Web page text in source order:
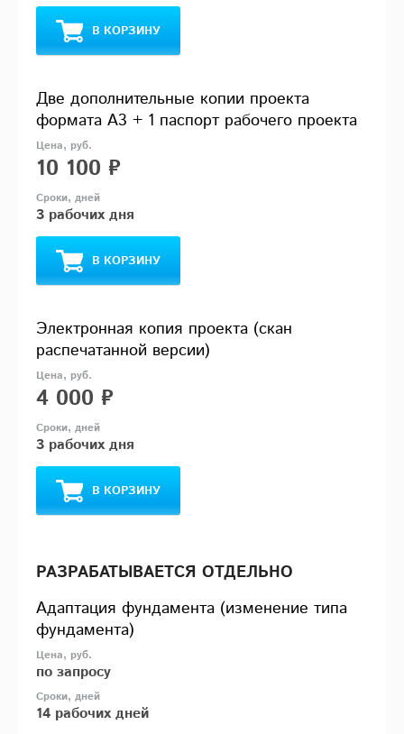
В КОРЗИНУ
Две дополнительные копии проекта
формата А3 + 1 паспорт рабочего проекта
10 100 ₽
3 рабочих дня
В КОРЗИНУ
Электронная копия проекта (скан
распечатанной версии)
4 000 ₽
3 рабочих дня
В КОРЗИНУ
РАЗРАБАТЫВАЕТСЯ ОТДЕЛЬНО
Адаптация фундамента (изменение типа
фундамента)
по запросу
14 рабочих дней